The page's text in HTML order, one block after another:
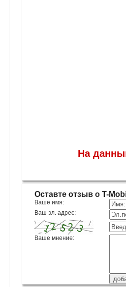
На
Оставте отзыв о T-
Ваше имя:
Ваш эл. адрес:
Ваше мнение: